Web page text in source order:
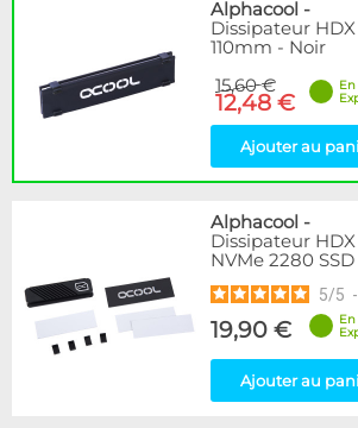
Disponibilité / Promotions
Articles en promotions
Appliquer
Alphacool -
Dissipateur
110mm - Noir
15,60 €
12,48 €
Ajouter au
Alphacool -
Dissipateur
NVMe 2280 SSD
5/5 -
19,90 €
Ajouter au